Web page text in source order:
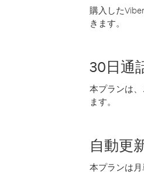
購入した
きます。
30日通
本プランは
ます。
自動更
本プランは